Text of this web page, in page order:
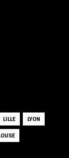
LILLE
LYON